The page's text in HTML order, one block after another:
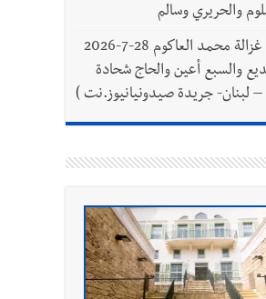
والحريري وسالم
وفاة الحاجة غزالة محمد العاكوم 28-7-2026
والسبع أعين والحاج شحادة
لبنان- جريدة صيدونيانيوز.نت )